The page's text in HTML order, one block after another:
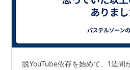
脱YouTube依存を始めて、1週間